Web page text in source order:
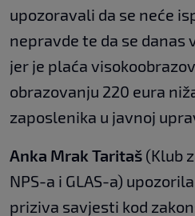
upozoravali da se neće
nepravde te da se danas
jer je plaća
obrazovanju 220 eura
zaposlenika u javnoj
Anka Mrak Taritaš (Klub
NPS-a i GLAS-a)
priziva savjesti kod